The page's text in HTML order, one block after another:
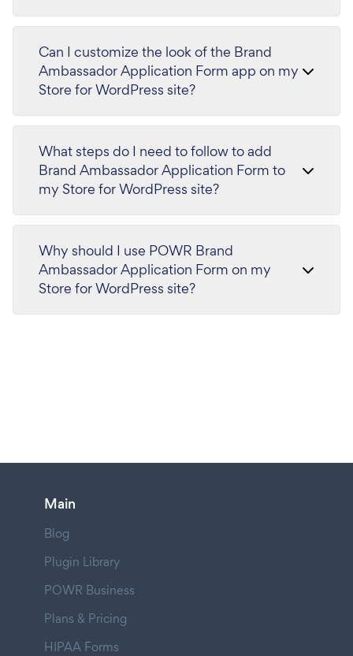
Can I customize the look of the Brand
Ambassador Application Form app on my
Store for WordPress site?
What steps do I need to follow to add
Brand Ambassador Application Form to
my Store for WordPress site?
Why should I use POWR Brand
Ambassador Application Form on my
Store for WordPress site?
Main
Blog
Plugin Library
POWR Business
Plans & Pricing
HIPAA Forms